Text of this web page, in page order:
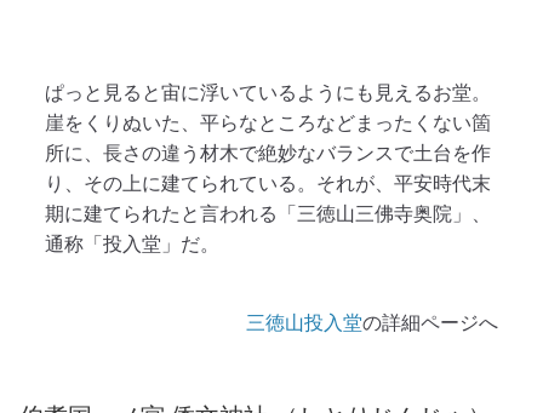
ぱっと見ると宙に浮いているようにも見えるお堂。
崖をくりぬいた、平らなところなどまったくない箇
所に、長さの違う材木で絶妙なバランスで土台を作
り、その上に建てられている。それが、平安時代末
期に建てられたと言われる「三徳山三佛寺奥院」、
通称「投入堂」だ。
三徳山投入堂の詳細ページへ